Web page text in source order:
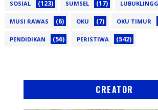
SOSIAL (123) SUMSEL (17)
MUSI RAWAS (6) OKU (7) OKU TIMUR
PENDIDIKAN (56) PERISTIWA (542)
CREATOR